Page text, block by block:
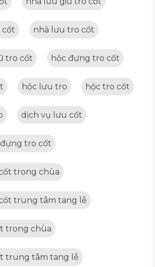
cốt nhà lưu tro cốt
tro cốt hộc đựng tro cốt
hộc lưu tro hộc tro cốt
dịch vụ lưu cốt
tro cốt
trong chùa
trung tâm tang lễ
trong chùa
trung tâm tang lễ